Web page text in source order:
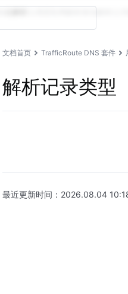
文档首页 TrafficRoute DNS 套件
解析记录类型
最近更新时间： 2026.08.04